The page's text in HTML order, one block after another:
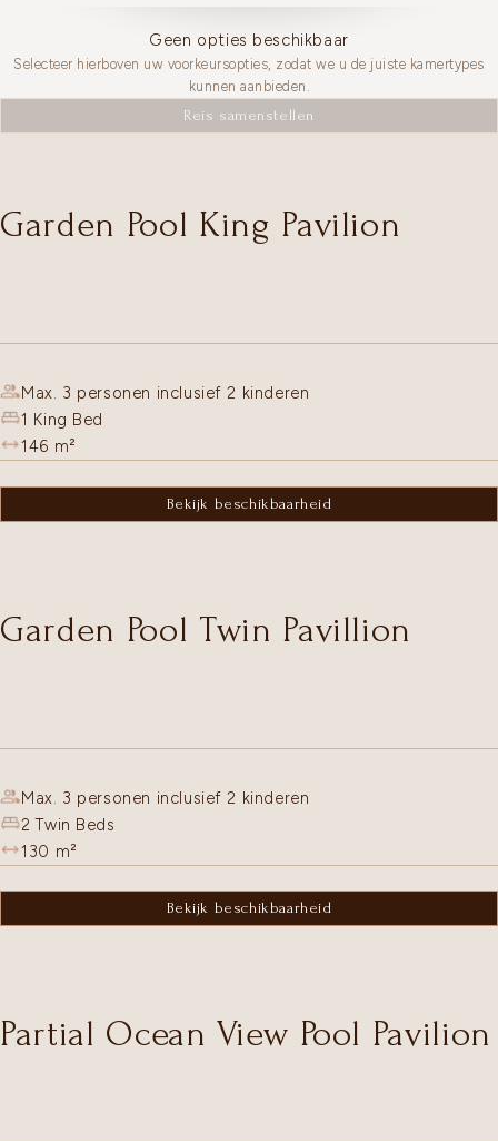
Geen opties beschikbaar
Selecteer hierboven uw voorkeursopties, zodat we u de juiste kamertypes
kunnen aanbieden.
Reis samenstellen
Garden Pool King Pavilion
Max. 3 personen inclusief 2 kinderen
1 King Bed
146 m²
Bekijk beschikbaarheid
Garden Pool Twin Pavillion
Max. 3 personen inclusief 2 kinderen
2 Twin Beds
130 m²
Bekijk beschikbaarheid
Partial Ocean View Pool Pavilion